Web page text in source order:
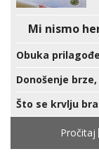
Mi nismo
Obuka
Donošenje
Što se krvlju
Pročitaj